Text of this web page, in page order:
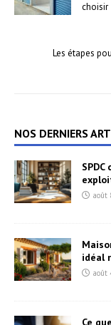
choisir
Les étapes
NOS DERNIERS
août
idéal
août
Ce